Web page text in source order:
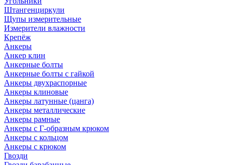
Штангенциркули
Щупы измерительные
Измерители влажности
Крепёж
Анкеры
Анкер клин
Анкерные болты
Анкерные болты с гайкой
Анкеры двухраспорные
Анкеры клиновые
Анкеры латунные (цанга)
Анкеры металлические
Анкеры рамные
Анкеры с Г-образным крюком
Анкеры с кольцом
Анкеры с крюком
Гвозди